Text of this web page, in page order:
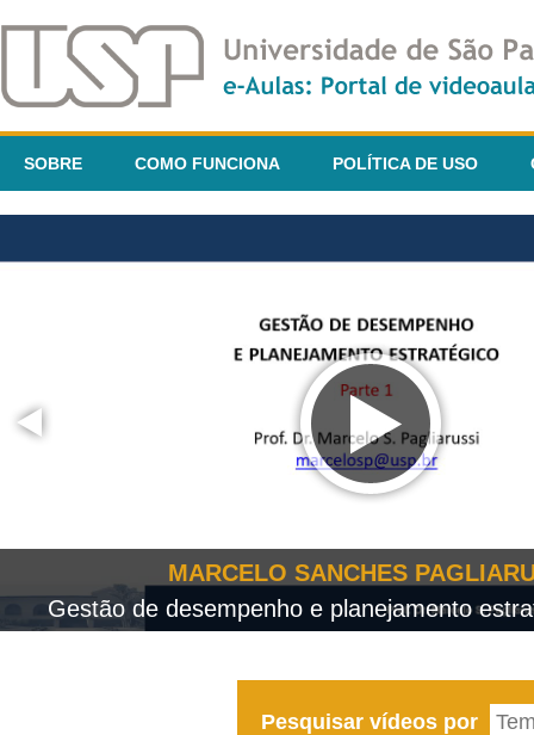
SOBRE COMO FUNCIONA POLÍTICA DE USO
MARCELO SANCHES
Gestão de desempenho e planejamento
Pesquisar vídeos por